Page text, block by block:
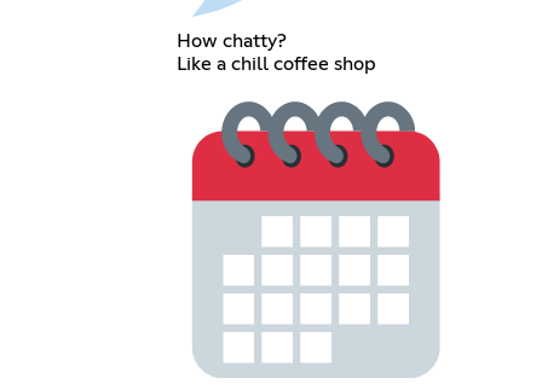
How chatty?
Like a chill coffee shop